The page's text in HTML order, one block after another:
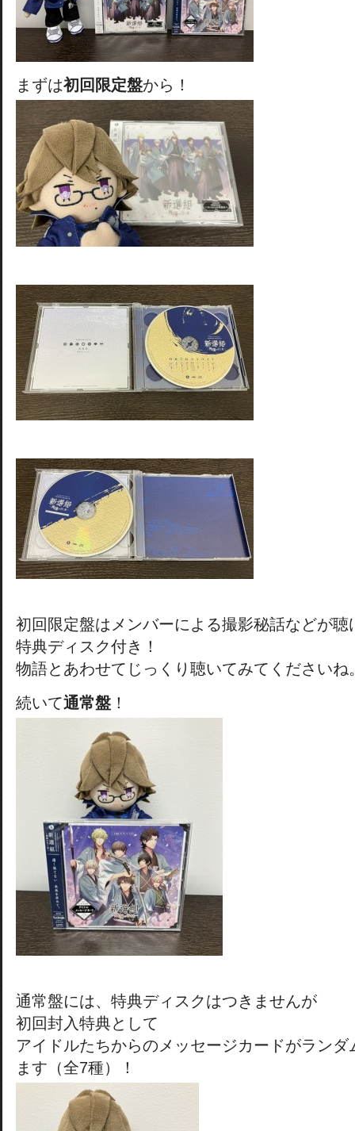
まずは初回限定盤から！
初回限定盤はメンバーによる撮影秘話などが
特典ディスク付き！
物語とあわせてじっくり聴いてみてくださいね
続いて通常盤 ！
通常盤には、特典ディスクはつきませんが
初回封入特典として
アイドルたちからのメッセージカードがラン
ます（全7種）！